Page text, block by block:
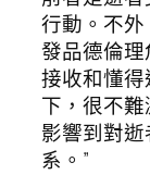
行動。不
發品德倫理
接收和懂
下，很不難
影響到對
系。”